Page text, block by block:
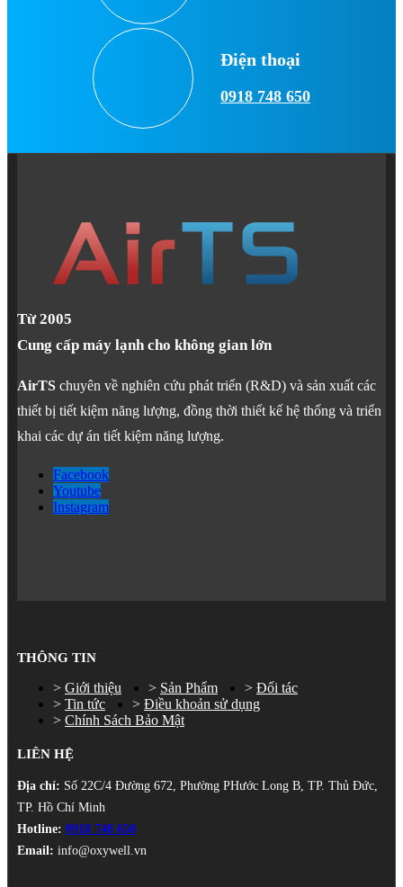
Điện thoại
0918 748 650
Từ 2005
Cung cấp máy lạnh cho không gian lớn
AirTS chuyên về nghiên cứu phát triển (R&D) và sản xuất các
thiết bị tiết kiệm năng lượng, đồng thời thiết kế hệ thống và triển
khai các dự án tiết kiệm năng lượng.
Facebook
Youtube
Instagram
THÔNG TIN
Giới thiệu Sản Phẩm
Đối tác
Tin tức
Điều khoản sử dụng
Chính Sách Bảo Mật
LIÊN HỆ
Địa chỉ: Số 22C/4 Đường 672, Phường PHước Long B, TP. Thủ Đức,
TP. Hồ Chí Minh
Hotline: 0918 748 650
Email: info@oxywell.vn